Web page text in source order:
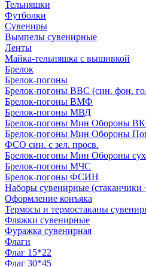
Тельняшки
Футболки
Сувениры
Вымпелы сувенирные
Ленты
Майка-тельняшка с вышивкой
Брелок
Брелок-погоны
Брелок-погоны ВВС (син. фон.
Брелок-погоны ВМФ
Брелок-погоны МВД
Брелок-погоны Мин Обороны
Брелок-погоны Мин Обороны
ФСО син. с зел. просв.
Брелок-погоны Мин Обороны
Брелок-погоны МЧС
Брелок-погоны ФСИН
Наборы сувенирные (стаканчики
Оформление конъяка
Термосы и термостаканы
Фляжки сувенирные
Фуражка сувенирная
Флаги
Флаг 15*22
Флаг 30*45